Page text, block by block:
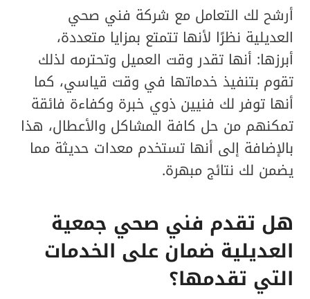
أرشح لك التعامل مع شركة فني صحي
العديلية نظرًا لأنها تتمتع بمزايا متعددة،
أبرزها: أنها تقدر وقت العميل وتحترمه لذلك
تقوم بتنفيذ خدماتها في وقت قياسي، كما
أنها توفر لك فنيين ذوي خبرة وكفاءة فائقة
تمكنهم من حل كافة المشاكل والأعطال، هذا
بالإضافة إلى أنها تستخدم معدات حديثة مما
يضمن لك نتائج مبهرة.
هل تقدم فني صحي جمعية
العديلية ضمان على الخدمات
التي تقدمها؟